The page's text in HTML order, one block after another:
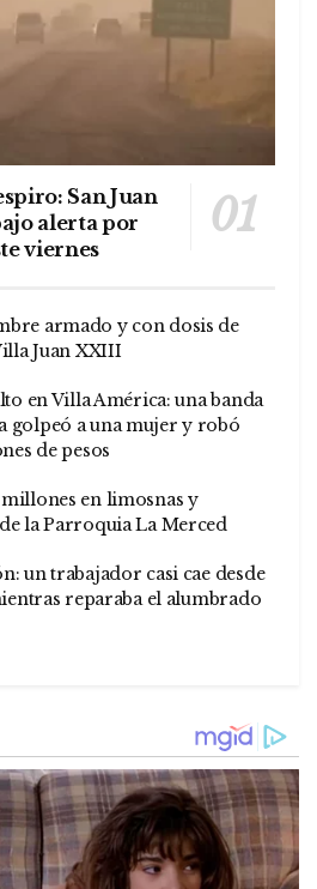
San Juan
alerta por
viernes
armado y con dosis de
Juan XXIII
en Villa América: una banda
golpeó a una mujer y robó
de pesos
en limosnas y
la Parroquia La Merced
un trabajador casi cae desde
reparaba el alumbrado